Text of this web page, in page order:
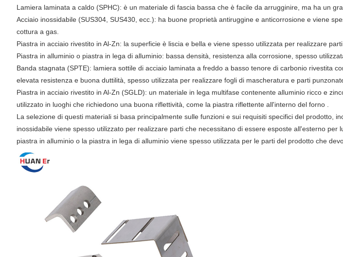
‌Lamiera laminata a caldo (SPHC): è un materiale di fascia bassa che è facile da arrugginire, ma ha un
Acciaio inossidabile (SUS304, SUS430, ecc.): ha buone proprietà antiruggine e anticorrosione e viene
cottura a gas.
‌Piastra in acciaio rivestito in Al-Zn‌: la superficie è liscia e bella e viene spesso utilizzata per realizzare
‌Piastra in alluminio o piastra in lega di alluminio‌: bassa densità, resistenza alla corrosione, spesso
‌Banda stagnata‌ (SPTE): lamiera sottile di acciaio laminata a freddo a basso tenore di carbonio rivestita
elevata resistenza e buona duttilità, spesso utilizzata per realizzare fogli di mascheratura e parti
‌Piastra in acciaio rivestito in Al-Zn‌ (SGLD): un materiale in lega multifase contenente alluminio ricco e
utilizzato in luoghi che richiedono una buona riflettività, come la piastra riflettente all'interno del forno .
La selezione di questi materiali si basa principalmente sulle funzioni e sui requisiti specifici del prodotto,
inossidabile viene spesso utilizzato per realizzare parti che necessitano di essere esposte all'esterno
piastra in alluminio o la piastra in lega di alluminio viene spesso utilizzata per le parti del prodotto che